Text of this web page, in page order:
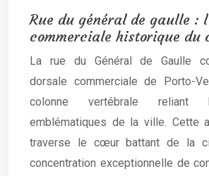
Rue du général de gaulle :
commerciale historique du
La rue du Général de Gaulle
dorsale commerciale de Porto-
colonne vertébrale reliant
emblématiques de la ville. Cette
traverse le cœur battant de la
concentration exceptionnelle de